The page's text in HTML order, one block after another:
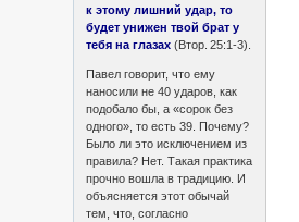
к этому лишний удар, то
будет унижен твой брат у
тебя на глазах (Втор. 25:1-3).
Павел говорит, что ему
наносили не 40 ударов, как
подобало бы, а «сорок без
одного», то есть 39. Почему?
Было ли это исключением из
правила? Нет. Такая практика
прочно вошла в традицию. И
объясняется этот обычай
тем, что, согласно